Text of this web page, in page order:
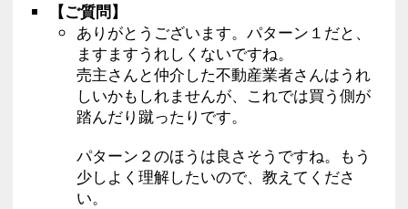
【ご質問】
ありがとうございます。パターン１だと、
ますますうれしくないですね。
売主さんと仲介した不動産業者さんはうれ
しいかもしれませんが、これでは買う側が
踏んだり蹴ったりです。
パターン２のほうは良さそうですね。もう
少しよく理解したいので、教えてくださ
い。